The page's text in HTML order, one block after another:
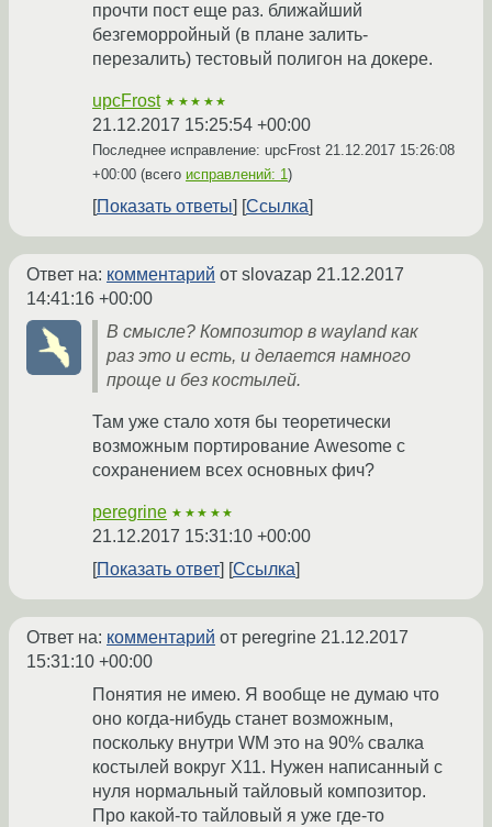
прочти пост еще раз. ближайший
безгеморройный (в плане залить-
перезалить) тестовый полигон на докере.
upcFrost ★★★★★
21.12.2017 15:25:54 +00:00
Последнее исправление: upcFrost 21.12.2017 15:26:08
+00:00 (всего исправлений: 1)
Показать ответы Ссылка
Ответ на: комментарий от slovazap 21.12.2017
14:41:16 +00:00
В смысле? Композитор в wayland как
раз это и есть, и делается намного
проще и без костылей.
Там уже стало хотя бы теоретически
возможным портирование Awesome с
сохранением всех основных фич?
peregrine ★★★★★
21.12.2017 15:31:10 +00:00
Показать ответ
Ссылка
Ответ на: комментарий от peregrine 21.12.2017
15:31:10 +00:00
Понятия не имею. Я вообще не думаю что
оно когда-нибудь станет возможным,
поскольку внутри WM это на 90% свалка
костылей вокруг X11. Нужен написанный с
нуля нормальный тайловый композитор.
Про какой-то тайловый я уже где-то